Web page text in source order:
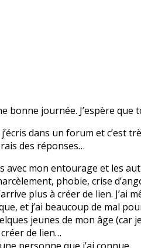
bonne journée. J’espère
dans un forum et c’est
des réponses…
avec mon entourage et les
phobie, crise
plus à créer de lien. J’ai
et j’ai beaucoup de mal
jeunes de mon âge (car
de lien…